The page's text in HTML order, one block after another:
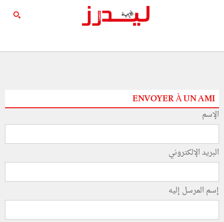
ENVOYER À UN AMI
الإسم
البريد الإلكتروني
إسم المرسل إليه